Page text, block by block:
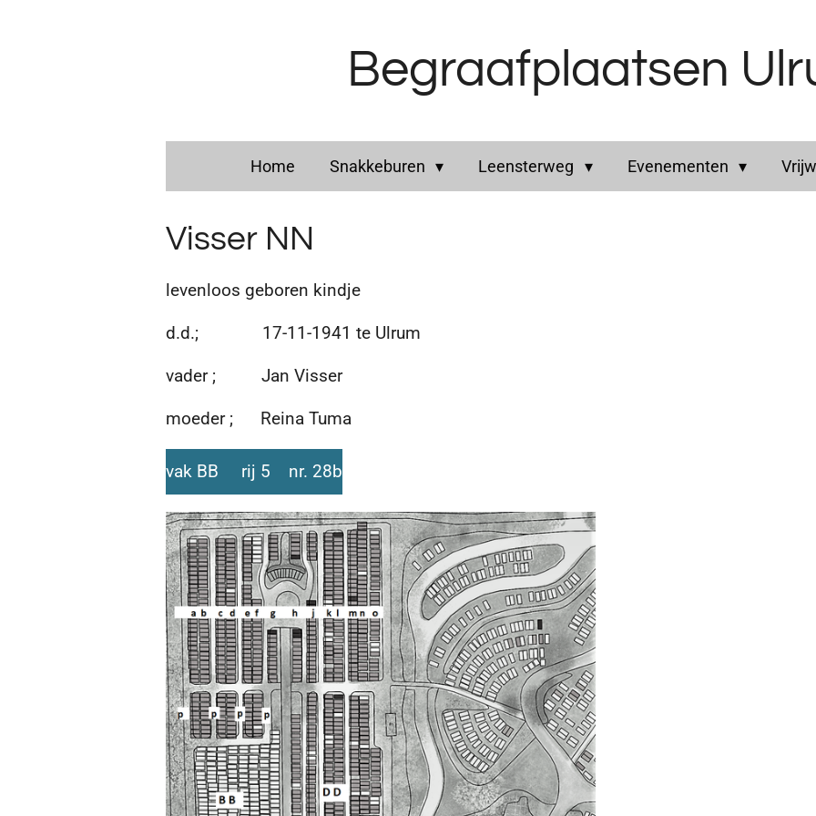
Begraafplaatsen
Home Snakkeburen Leensterweg Evenementen
Visser NN
levenloos geboren kindje
d.d.; 17-11-1941 te Ulrum
vader ; Jan Visser
moeder ; Reina Tuma
vak BB rij 5 nr. 28b